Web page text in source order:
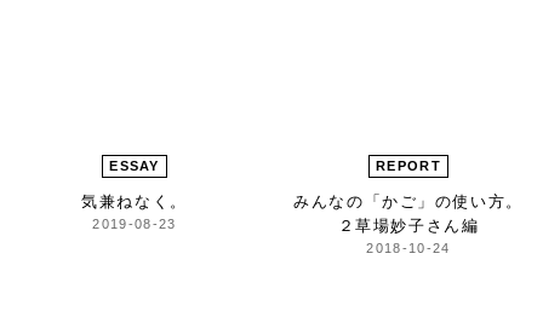
ESSAY
気兼ねなく。
2019-08-23
REPORT
みんなの「かご」の使い方。
２草場妙子さん編
2018-10-24